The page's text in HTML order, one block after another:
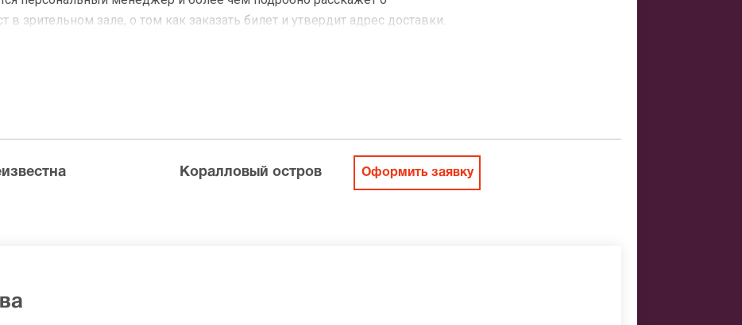
зрительном зале, о том как заказать билет и утвердит адрес доставки.
доставку по Москве в течение не более 2-х часов. Бесплатная
в пределах МКАД возле метро или в пешей доступности. Оплатить заказ
Коралловый остров Оформить заявку